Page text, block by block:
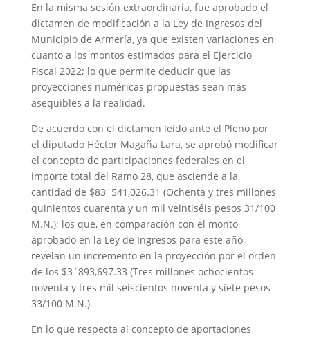
En la misma sesión extraordinaria, fue aprobado el
dictamen de modificación a la Ley de Ingresos del
Municipio de Armería, ya que existen variaciones en
cuanto a los montos estimados para el Ejercicio
Fiscal 2022; lo que permite deducir que las
proyecciones numéricas propuestas sean más
asequibles a la realidad.
De acuerdo con el dictamen leído ante el Pleno por
el diputado Héctor Magaña Lara, se aprobó modificar
el concepto de participaciones federales en el
importe total del Ramo 28, que asciende a la
cantidad de $83´541,026.31 (Ochenta y tres millones
quinientos cuarenta y un mil veintiséis pesos 31/100
M.N.); los que, en comparación con el monto
aprobado en la Ley de Ingresos para este año,
revelan un incremento en la proyección por el orden
de los $3´893,697.33 (Tres millones ochocientos
noventa y tres mil seiscientos noventa y siete pesos
33/100 M.N.).
En lo que respecta al concepto de aportaciones